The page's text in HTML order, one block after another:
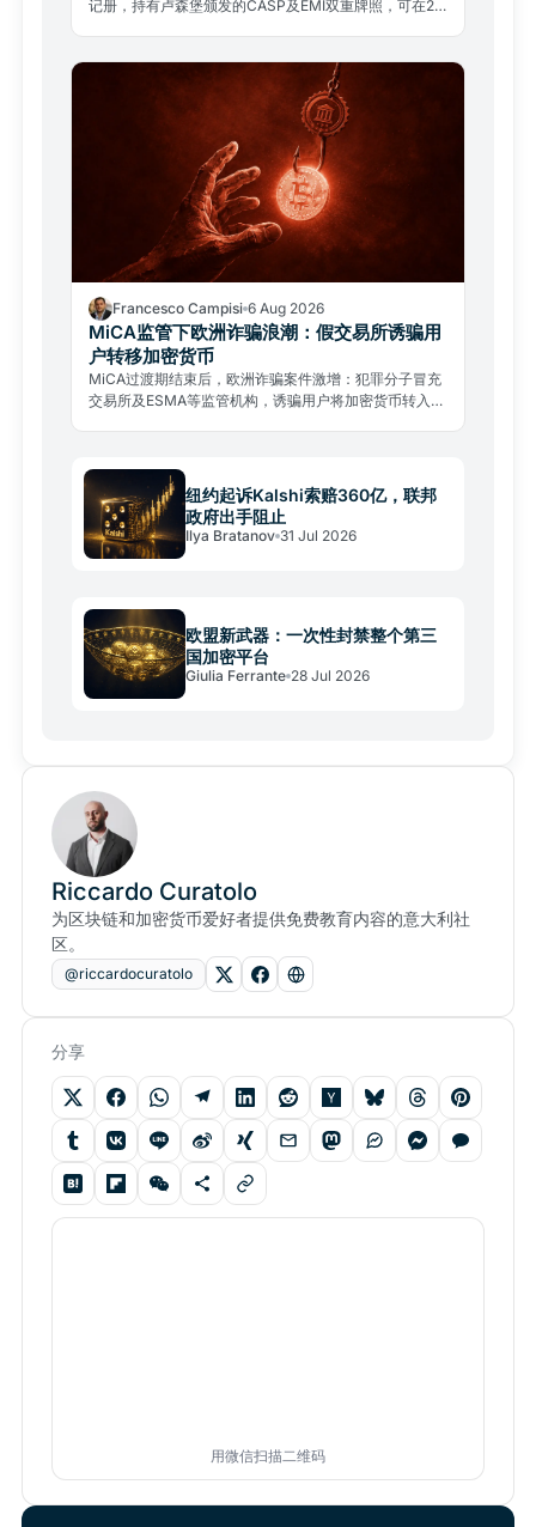
记册，持有卢森堡颁发的CASP及EMI双重牌照，可在27
Francesco Campisi 6 Aug 2026
MiCA监管下欧洲诈骗浪潮：假交易所诱骗用
户转移加密货币
MiCA过渡期结束后，欧洲诈骗案件激增：犯罪分子冒充
交易所及ESMA等监管机构，诱骗用户将加密货币转入欺
纽约起诉Kalshi索赔360亿，联邦
政府出手阻止
Ilya Bratanov 31 Jul 2026
欧盟新武器：一次性封禁整个第三
国加密平台
Giulia Ferrante 28 Jul 2026
Riccardo Curatolo
为区块链和加密货币爱好者提供免费教育内容的意大利社
区。
@riccardocuratolo
分享
用微信扫描二维码